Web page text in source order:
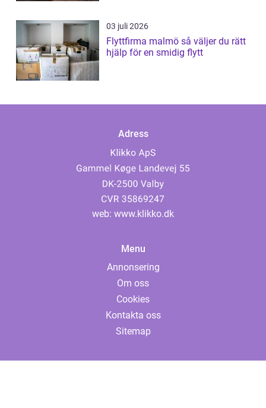
03 juli 2026
Flyttfirma malmö så väljer du rätt
hjälp för en smidig flytt
Adress
web: www.klikko.dk
Menu
Annonsering
Om oss
Cookies
Kontakta oss
Sitemap